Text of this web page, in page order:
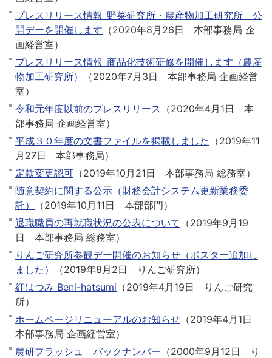
プレスリリース情報_野菜研究所・農産物加工研究所 公
開デーを開催します （2020年8月26日
本部事務局 企
画経営室）
プレスリリース情報_商品化技術研修を開催します（農産
物加工研究所）
（2020年7月3日
本部事務局 企画経営
室）
令和元年度以前のプレスリリース （2020年4月1日
本
部事務局 企画経営室）
平成３０年度の文書ファイルを掲載しました （2019年11
月27日
本部事務局）
定款変更認可 （2019年10月21日 本部事務局 総務室）
随意契約に関する公示（財務会計システム更新業務委
託）
（2019年10月11日 本部部門）
退職職員の再就職状況の公表について （2019年9月19
日
本部事務局 総務室）
りんご研究所参観デー開催のお知らせ（ポスター追加し
ました）
（2019年8月2日 りんご研究所）
紅はつみ Beni-hatsumi （2019年4月19日
りんご研究
所）
ホームページリニューアルのお知らせ （2019年4月1日
本部事務局 企画経営室）
農研フラッシュ バックナンバー （2000年9月12日
り